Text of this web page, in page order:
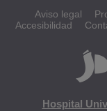
Aviso legal
Accesibilidad
Hospital